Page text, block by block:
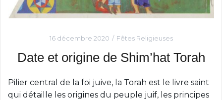
16 décembre 2020 Fêtes Religieuses
Date et origine de Shim’hat Torah
Pilier central de la foi juive, la Torah est le livre saint
qui détaille les origines du peuple juif, les principes